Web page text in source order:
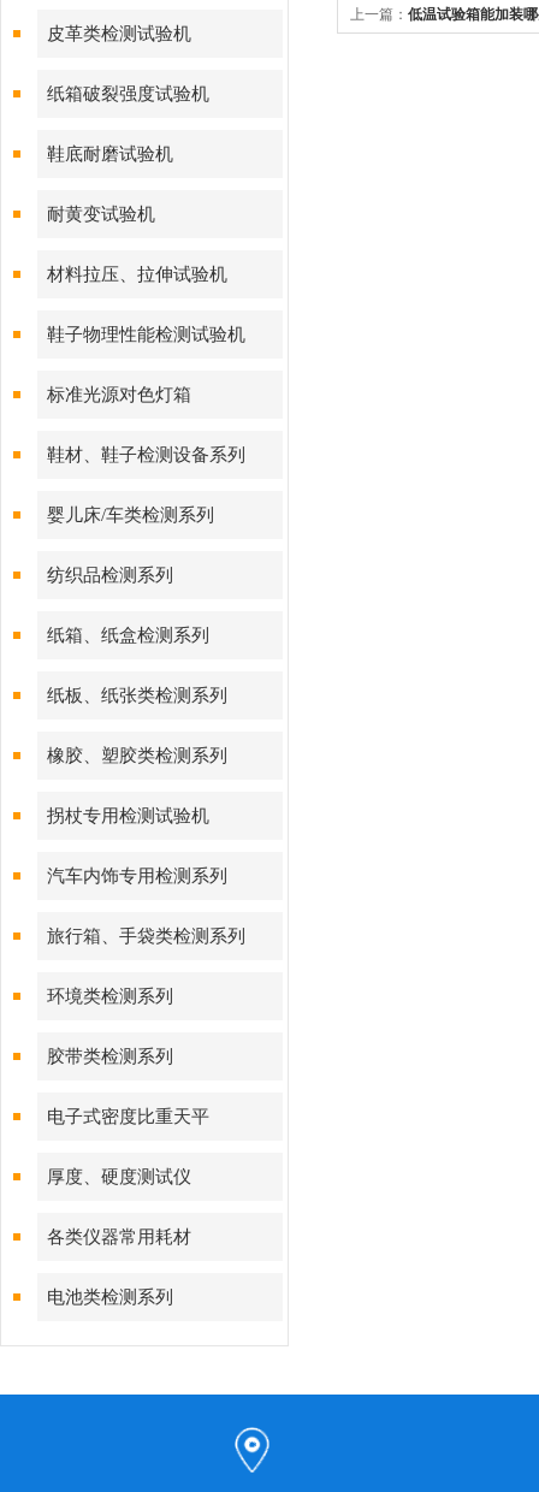
皮革类检测试验机
纸箱破裂强度试验机
鞋底耐磨试验机
耐黄变试验机
材料拉压、拉伸试验机
鞋子物理性能检测试验机
标准光源对色灯箱
鞋材、鞋子检测设备系列
婴儿床/车类检测系列
纺织品检测系列
纸箱、纸盒检测系列
纸板、纸张类检测系列
橡胶、塑胶类检测系列
拐杖专用检测试验机
汽车内饰专用检测系列
旅行箱、手袋类检测系列
环境类检测系列
胶带类检测系列
电子式密度比重天平
厚度、硬度测试仪
各类仪器常用耗材
电池类检测系列
上一篇： 低温试验箱能加装